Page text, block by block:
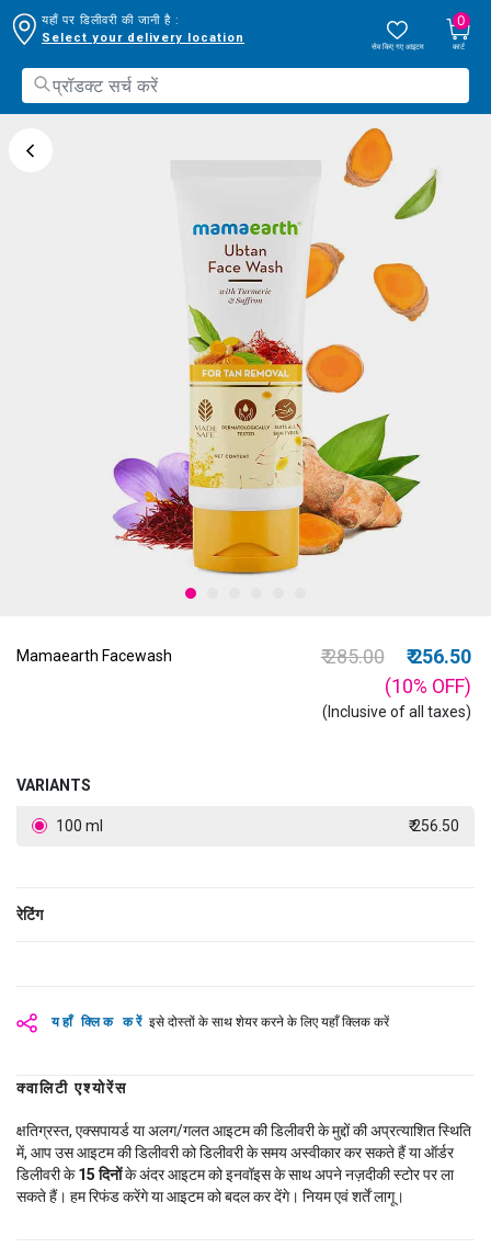
यहाँ पर डिलीवरी की जानी है :
Select your delivery location
सेव किए गए आइटम
0
कार्ट
Mamaearth Facewash Price reduced from
₹ 285.00to
₹ 256.50
(10% OFF)
(Inclusive of all taxes)
VARIANTS
100 ml ₹ 256.50
रेटिंग
यहाँ क्लिक करें इसे दोस्तों के साथ शेयर करने के लिए यहाँ क्लिक करें
क्वालिटी एश्योरेंस
क्षतिग्रस्त, एक्सपायर्ड या अलग/गलत आइटम की डिलीवरी के मुद्दों की अप्रत्याशित स्थिति
में, आप उस आइटम की डिलीवरी को डिलीवरी के समय अस्वीकार कर सकते हैं या ऑर्डर
डिलीवरी के 15 दिनोंके अंदर आइटम को इनवॉइस के साथ अपने नज़दीकी स्टोर पर ला
सकते हैं। हम रिफंड करेंगे या आइटम को बदल कर देंगे। नियम एवं शर्तें लागू।